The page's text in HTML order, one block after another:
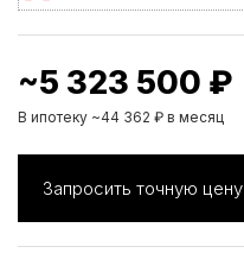
~5 323 500 ₽
В ипотеку ~44 362 ₽ в месяц
Запросить точную цену